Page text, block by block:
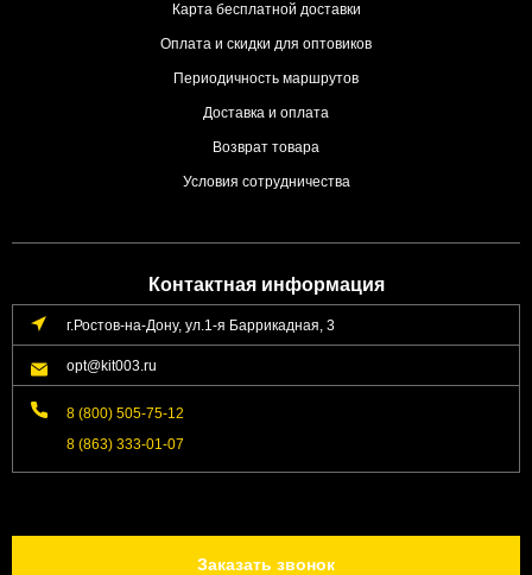
Карта бесплатной доставки
Оплата и скидки для оптовиков
Периодичность маршрутов
Доставка и оплата
Возврат товара
Условия сотрудничества
Контактная информация
г.Ростов-на-Дону, ул.1-я Баррикадная, 3
opt@kit003.ru
8 (800) 505-75-12
8 (863) 333-01-07
Заказать звонок